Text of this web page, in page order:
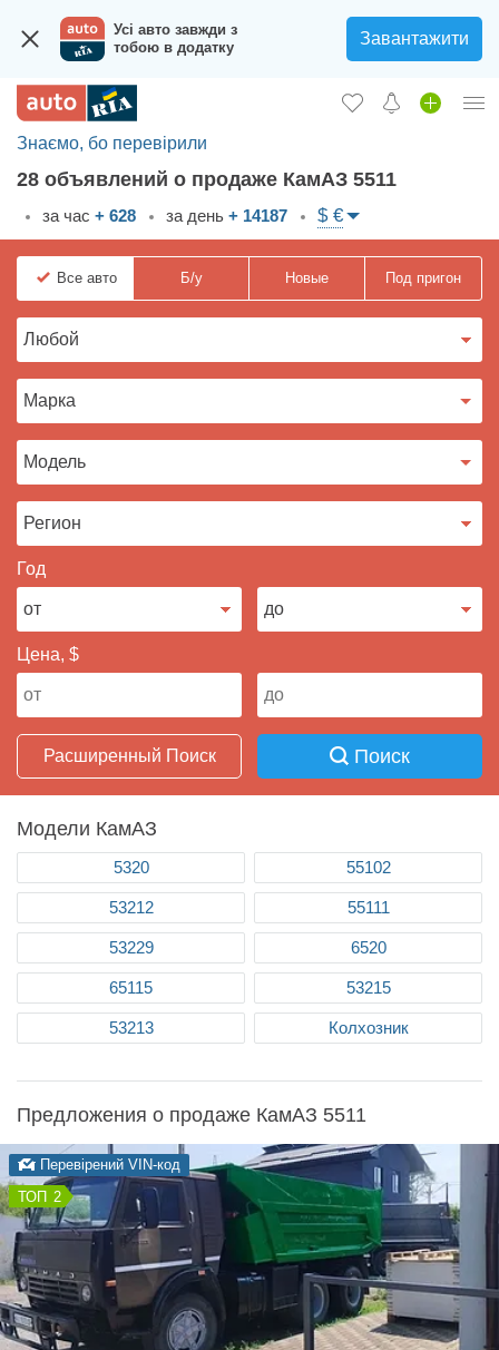
Усі авто завжди з
тобою в додатку
Завантажити
Вход в кабинет
Збір на авто для ЗСУ
Автомобили б/у
Новые авто
Новости
Отзывы об авто
Все для авто
Загрузить приложение
Знаємо, бо перевірили
28 объявлений о продаже КамАЗ 5511
за час + 628 за день + 14187 $ €
Все авто Б/у Новые Под пригон
Год
Цена, $
Расширенный Поиск Поиск
Модели КамАЗ
5320 55102
53212 55111
53229 6520
65115 53215
53213 Колхозник
Предложения о продаже КамАЗ 5511
Перевірений VIN-код
2